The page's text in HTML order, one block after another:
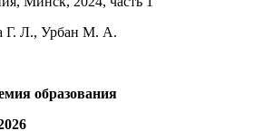
Г. Л., Урбан М. А.
образования